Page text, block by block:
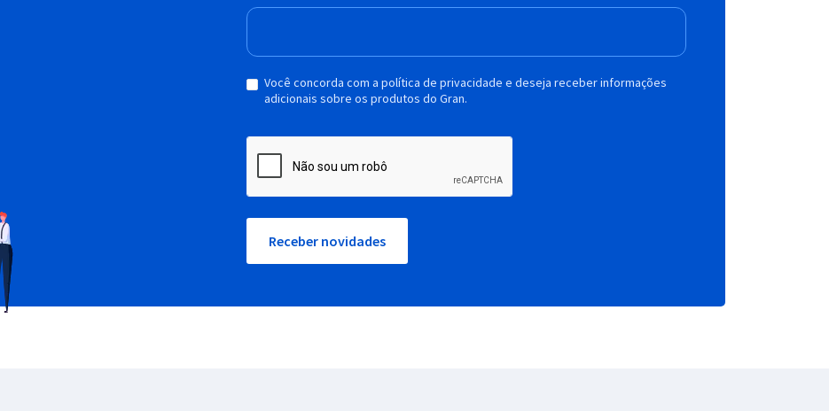
Você concorda com a política de privacidade e deseja receber informações
adicionais sobre os produtos do Gran.
Receber novidades